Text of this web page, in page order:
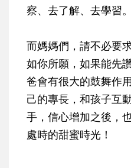
察、去了解、去學習。
而媽媽們，請不必要
如你所願，如果能先
爸會有很大的鼓舞作
己的專長，和孩子互
手，信心增加之後，
處時的甜蜜時光！